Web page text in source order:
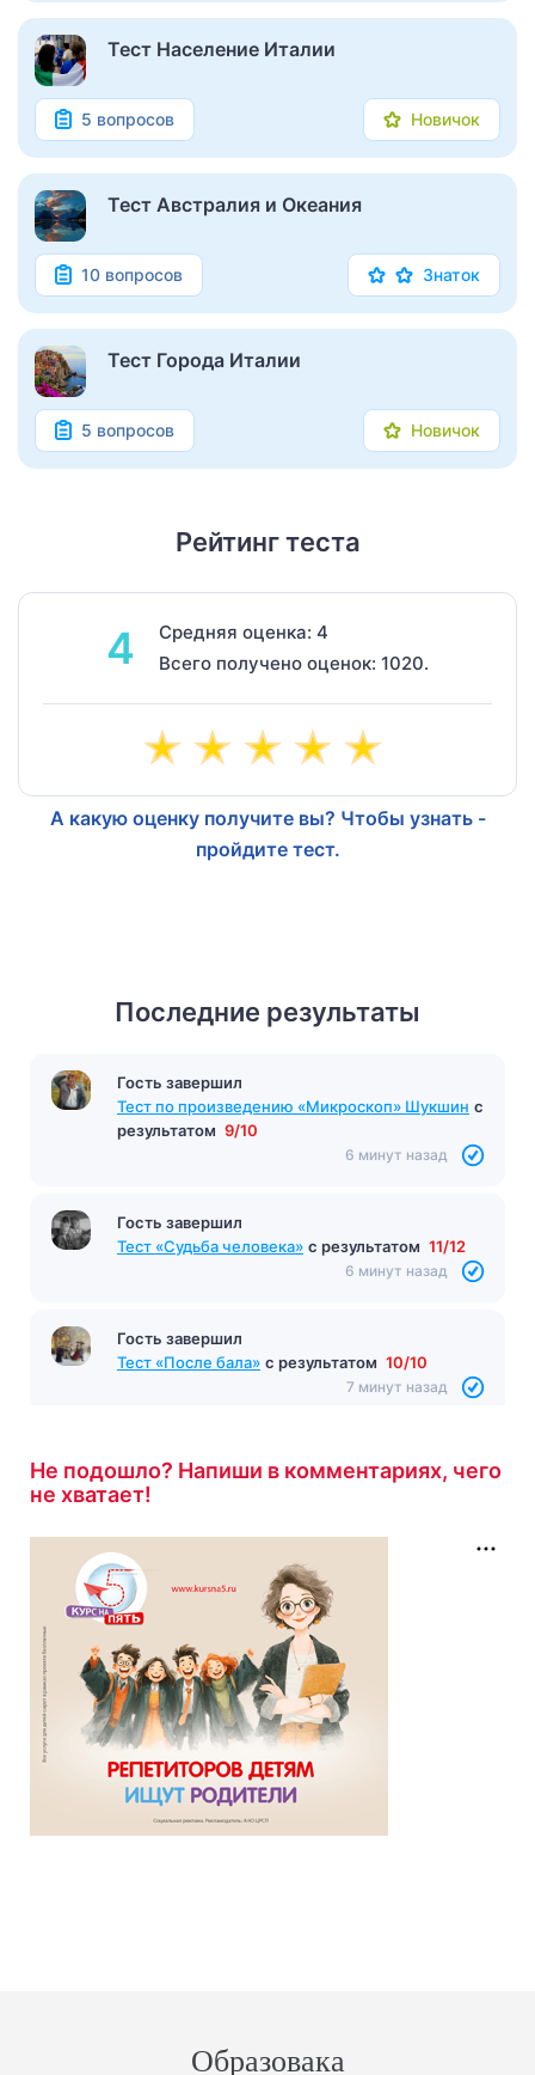
Тест Население Италии
5 вопросов Новичок
Тест Австралия и Океания
10 вопросов Знаток
Тест Города Италии
5 вопросов Новичок
Рейтинг теста
4
Средняя оценка: 4
Всего получено оценок: 1020.
А какую оценку получите вы? Чтобы узнать -
пройдите тест.
Последние результаты
Гость завершил
Тест по произведению «Микроскоп» Шукшин с
результатом 9/10
6 минут назад
Гость завершил
Тест «Судьба человека» с результатом 11/12
6 минут назад
Гость завершил
Тест «После бала» с результатом 10/10
7 минут назад
Не подошло? Напиши в комментариях, чего
не хватает!
Образовака